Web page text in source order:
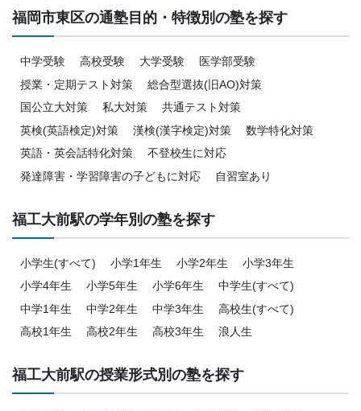
福岡市東区の通塾目的・特徴別の塾を探す
中学受験 高校受験 大学受験
医学部受験
授業・定期テスト対策
総合型選抜(旧AO)対策
国公立大対策
私大対策
共通テスト対策
英検(英語検定)対策
漢検(漢字検定)対策
数学特化対策
英語・英会話特化対策
不登校生に対応
発達障害・学習障害の子どもに対応
自習室あり
福工大前駅の学年別の塾を探す
小学生(すべて) 小学1年生 小学2年生
小学3年生
小学4年生
小学5年生 小学6年生
中学生(すべて)
中学1年生
中学2年生 中学3年生
高校生(すべて)
高校1年生
高校2年生 高校3年生 浪人生
福工大前駅の授業形式別の塾を探す